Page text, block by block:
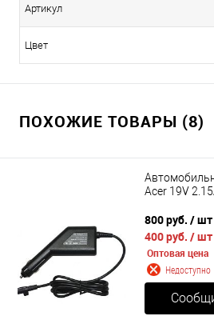
Артикул
Цвет
ПОХОЖИЕ ТОВАРЫ (8)
Acer 19V
800 руб. / шт
400 руб. / шт
Оптовая цена
Недоступно